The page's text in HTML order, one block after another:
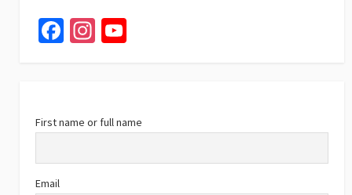
Fa
o
k
In
m b
e
First name or full name
Email